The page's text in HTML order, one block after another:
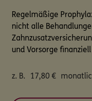
Regelmäßige
nicht alle
und Vorsorge
z. B. 17,80 €